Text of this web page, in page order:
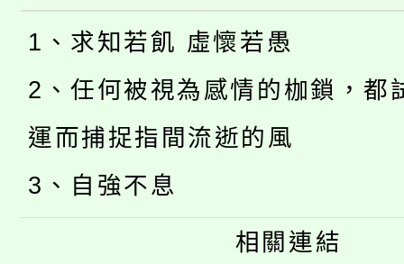
1、求知若飢 虛懷若愚
2、任何被視為感情的枷鎖，都
運而捕捉指間流逝的風
3、自強不息
相關連結